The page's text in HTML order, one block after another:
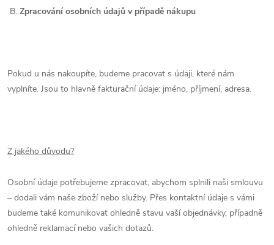
B. Zpracování osobních údajů v případě nákupu
Pokud u nás nakoupíte, budeme pracovat s údaji, které nám
vyplníte. Jsou to hlavně fakturační údaje: jméno, příjmení, adresa.
Z jakého důvodu?
Osobní údaje potřebujeme zpracovat, abychom splnili naši smlouvu
– dodali vám naše zboží nebo služby. Přes kontaktní údaje s vámi
budeme také komunikovat ohledně stavu vaší objednávky, případně
ohledně reklamací nebo vašich dotazů.